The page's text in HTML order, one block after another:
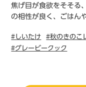
焦げ目が食欲をそそる
の相性が良く、ごはん
#しいたけ #秋のきのこ
#グレービークック